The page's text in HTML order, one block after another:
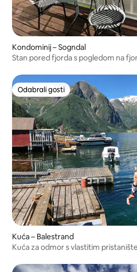
Kondominij – Sogndal
Stan pored fjorda s pogledom na
Odabrali gosti
Odabrali gosti
Kuća – Balestrand
Kuća za odmor s vlastitim